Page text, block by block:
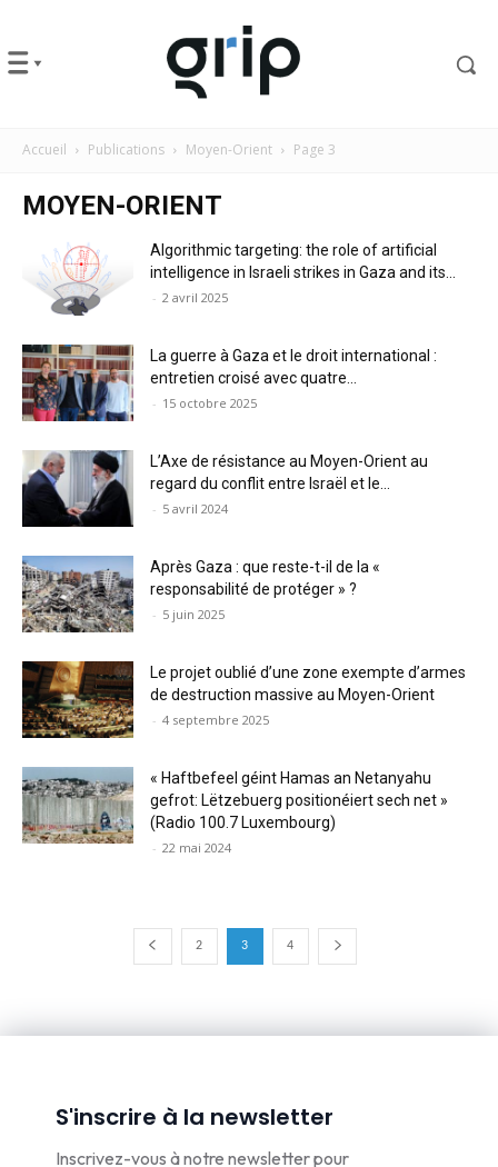
Accueil Publications Moyen-Orient Page 3
MOYEN-ORIENT
Algorithmic targeting: the role of artificial
intelligence in Israeli strikes in Gaza and its...
- 2 avril 2025
La guerre à Gaza et le droit international :
entretien croisé avec quatre...
- 15 octobre 2025
L’Axe de résistance au Moyen-Orient au
regard du conflit entre Israël et le...
- 5 avril 2024
Après Gaza : que reste-t-il de la «
responsabilité de protéger » ?
- 5 juin 2025
Le projet oublié d’une zone exempte d’armes
de destruction massive au Moyen-Orient
- 4 septembre 2025
« Haftbefeel géint Hamas an Netanyahu
gefrot: Lëtzebuerg positionéiert sech net »
(Radio 100.7 Luxembourg)
- 22 mai 2024
2 3 4
S'inscrire à la newsletter
Inscrivez-vous à notre newsletter pour